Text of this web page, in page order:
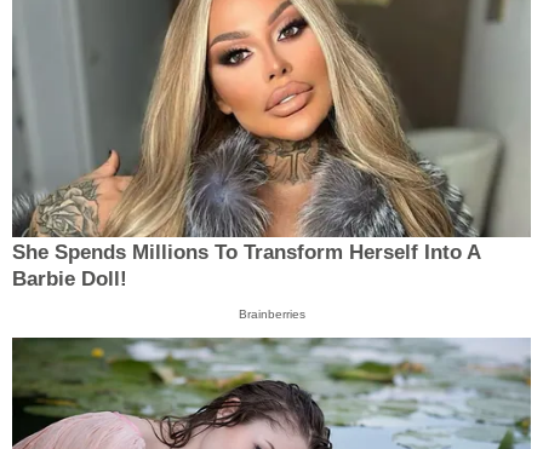
She Spends Millions To Transform Herself Into A
Barbie Doll!
Brainberries